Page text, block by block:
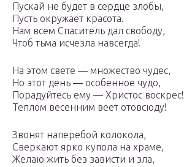
Пускай не будет в сердце злобы,
Пусть окружает красота.
Нам всем Спаситель дал свободу,
Чтоб тьма исчезла навсегда!
На этом свете — множество чудес,
Но этот день — особенное чудо,
Порадуйтесь ему — Христос воскрес!
Теплом весенним веет отовсюду!
Звонят наперебой колокола,
Сверкают ярко купола на храме,
Желаю жить без зависти и зла,